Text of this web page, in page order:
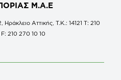
Μ.Α.Ε
Αττικής, Τ.Κ.: 14121 Τ: 210
210 270 10 10